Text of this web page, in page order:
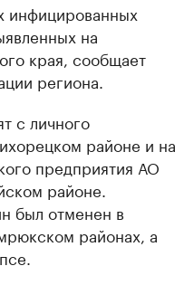
инфицированных
на
края, сообщает
региона.
с личного
районе и на
предприятия АО
районе.
был отменен в
районах, а